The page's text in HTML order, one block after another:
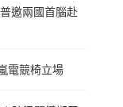
邀兩國首腦赴
電競椅立場